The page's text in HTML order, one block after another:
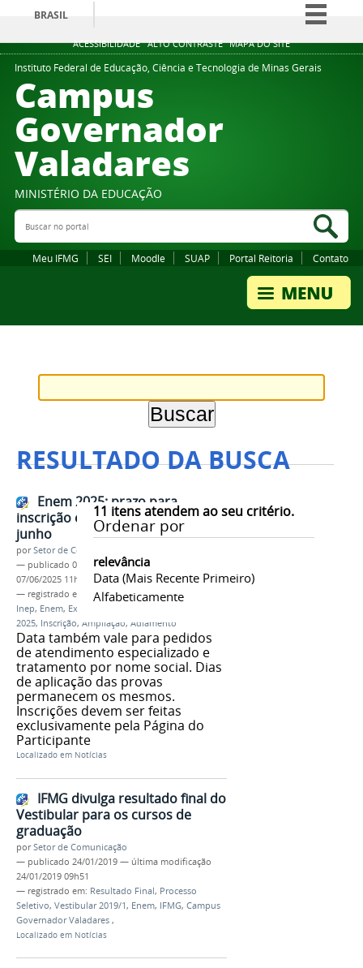
ACESSIBILIDADE ALTO CONTRASTE MAPA DO SITE
BRASIL
Simplifique!
Comunica BR
Instituto Federal de Educação, Ciência e Tecnologia de Minas Gerais
Campus
Governador
Valadares
MINISTÉRIO DA EDUCAÇÃO
Buscar no portal
Meu IFMG SEI Moodle SUAP Portal Reitoria Contato
RESULTADO DA BUSCA
11 itens atendem ao seu critério.
Ordenar por
relevância
Data (mais Recente Primeiro)
Alfabeticamente
Enem 2025: prazo para
inscrição é ampliado até 13 de
junho
porSetor de Comunicação
— publicado 07/06/2025—última modificação
07/06/2025 11h02
— registrado em:
Ministério da Educação
Inep, Enem, Exame Nacional do Ensino Médio
2025, Inscrição, Ampliação, Adiamento
Data também vale para pedidos
de atendimento especializado e
tratamento por nome social. Dias
de aplicação das provas
permanecem os mesmos.
Inscrições devem ser feitas
exclusivamente pela Página do
Participante
Localizado em Notícias
IFMG divulga resultado final do
Vestibular para os cursos de
graduação
porSetor de Comunicação
— publicado 24/01/2019 — última modificação
24/01/2019 09h51
— registrado em: Resultado Final, Processo
Seletivo, Vestibular 2019/1, Enem, IFMG, Campus
Governador Valadares ,
Localizado em Notícias